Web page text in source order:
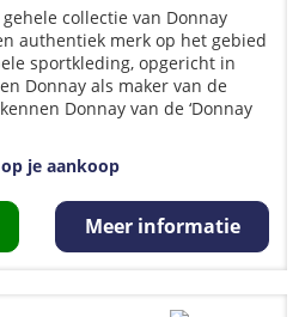
collectie van Donnay
authentiek merk op het gebied
sportkleding, opgericht in
Donnay als maker van de
Donnay van de ‘Donnay
je aankoop
Meer informatie